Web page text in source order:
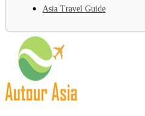
Asia Travel Guide